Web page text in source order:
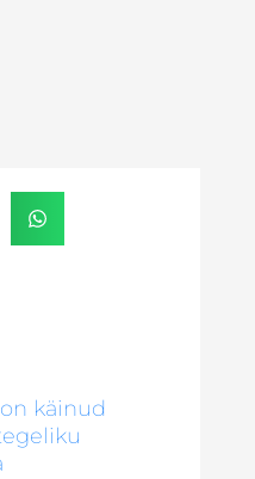
käinud